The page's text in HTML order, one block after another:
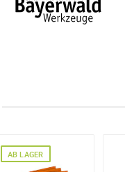
AB LAGER